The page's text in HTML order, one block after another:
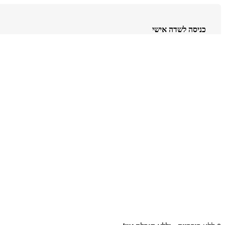
כניסה לשדה אישי